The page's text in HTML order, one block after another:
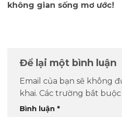
không gian sống mơ ước!
Để lại một bình luận
Email của bạn sẽ không
khai. Các trường bắt
Bình luận *